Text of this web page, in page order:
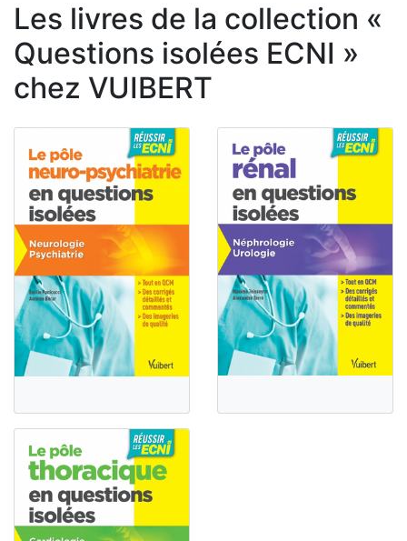
Les livres de la collection «
Questions isolées ECNI »
chez VUIBERT